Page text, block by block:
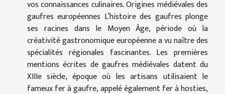
vos connaissances culinaires. Origines médiévales des
gaufres européennes L’histoire des gaufres plonge
ses racines dans le Moyen Âge, période où la
créativité gastronomique européenne a vu naître des
spécialités régionales fascinantes. Les premières
mentions écrites de gaufres médiévales datent du
XIIIe siècle, époque où les artisans utilisaient le
fameux fer à gaufre, appelé également fer à hosties,